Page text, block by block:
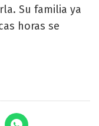
Su familia ya
horas se